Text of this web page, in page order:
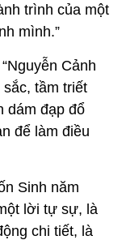
trình của một
mình.”
Cảnh
tầm triết
dám đạp đổ
để làm điều
Sinh năm
lời tự sự, là
chi tiết, là